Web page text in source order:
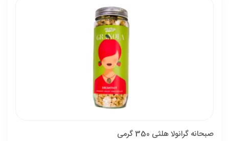
صبحانه گرانولا هلثی 350 گرمی